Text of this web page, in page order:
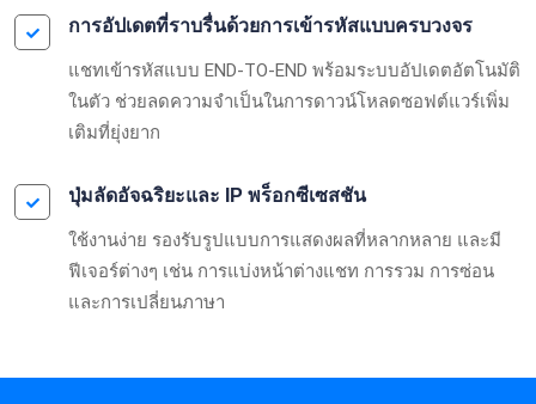
การอัปเดตที่ราบรื่นด้วยการเข้ารหัสแบบครบวงจร
แชทเข้ารหัสแบบ END-TO-END พร้อมระบบอัปเดตอัตโนมัติ
ในตัว ช่วยลดความจำเป็นในการดาวน์โหลดซอฟต์แวร์เพิ่ม
เติมที่ยุ่งยาก
ปุ่มลัดอัจฉริยะและ IP พร็อกซีเซสชัน
ใช้งานง่าย รองรับรูปแบบการแสดงผลที่หลากหลาย และมี
ฟีเจอร์ต่างๆ เช่น การแบ่งหน้าต่างแชท การรวม การซ่อน
และการเปลี่ยนภาษา